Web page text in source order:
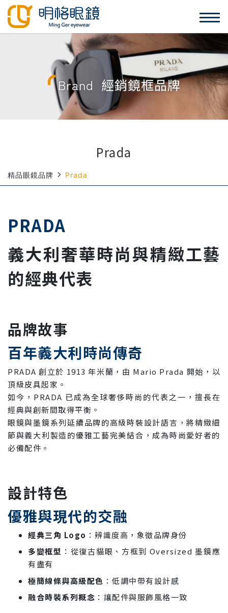
Brand 經銷鏡框品牌
Prada
精品眼鏡品牌 Prada
PRADA
義大利奢華時尚與精緻工藝
的經典代表
品牌故事
百年義大利時尚傳奇
PRADA 創立於 1913 年米蘭，由 Mario Prada 開始，以
頂級皮具起家。
如今，PRADA 已成為全球奢侈時尚的代表之一，擅長在
經典與創新間取得平衡。
眼鏡與墨鏡系列延續品牌的高級時裝設計語言，將精緻細
節與義大利製造的優雅工藝完美結合，成為時尚愛好者的
必備配件。
設計特色
優雅與現代的交融
經典三角 Logo ：辨識度高，象徵品牌身份
多變框型 ：從復古貓眼、方框到 Oversized 墨鏡應
有盡有
極簡線條與高級配色 ：低調中帶有設計感
融合時裝系列概念 ：讓配件與服飾風格一致